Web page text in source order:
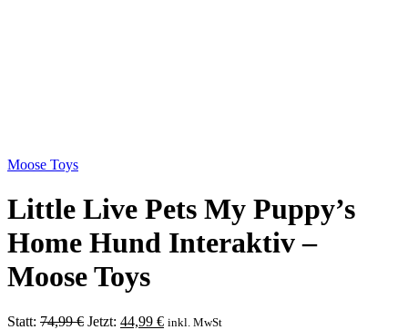
Moose Toys
Little Live Pets My Puppy’s
Home Hund Interaktiv –
Moose Toys
Statt: 74,99€ Ursprünglicher
Jetzt: 44,99 €Aktueller
inkl. MwSt